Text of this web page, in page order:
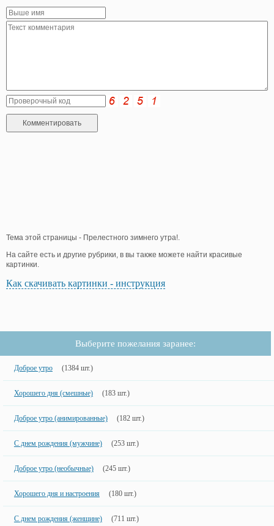
Тема этой страницы - Прелестного зимнего утра!.
На сайте есть и другие рубрики, в вы также можете найти красивые
картинки.
Как скачивать картинки - инструкция
Выберите пожелания заранее:
Доброе утро (1384 шт.)
Хорошего дня (смешные) (183 шт.)
Доброе утро (анимированные) (182 шт.)
С днем рождения (мужчине) (253 шт.)
Доброе утро (необычные) (245 шт.)
Хорошего дня и настроения (180 шт.)
С днем рождения (женщине) (711 шт.)